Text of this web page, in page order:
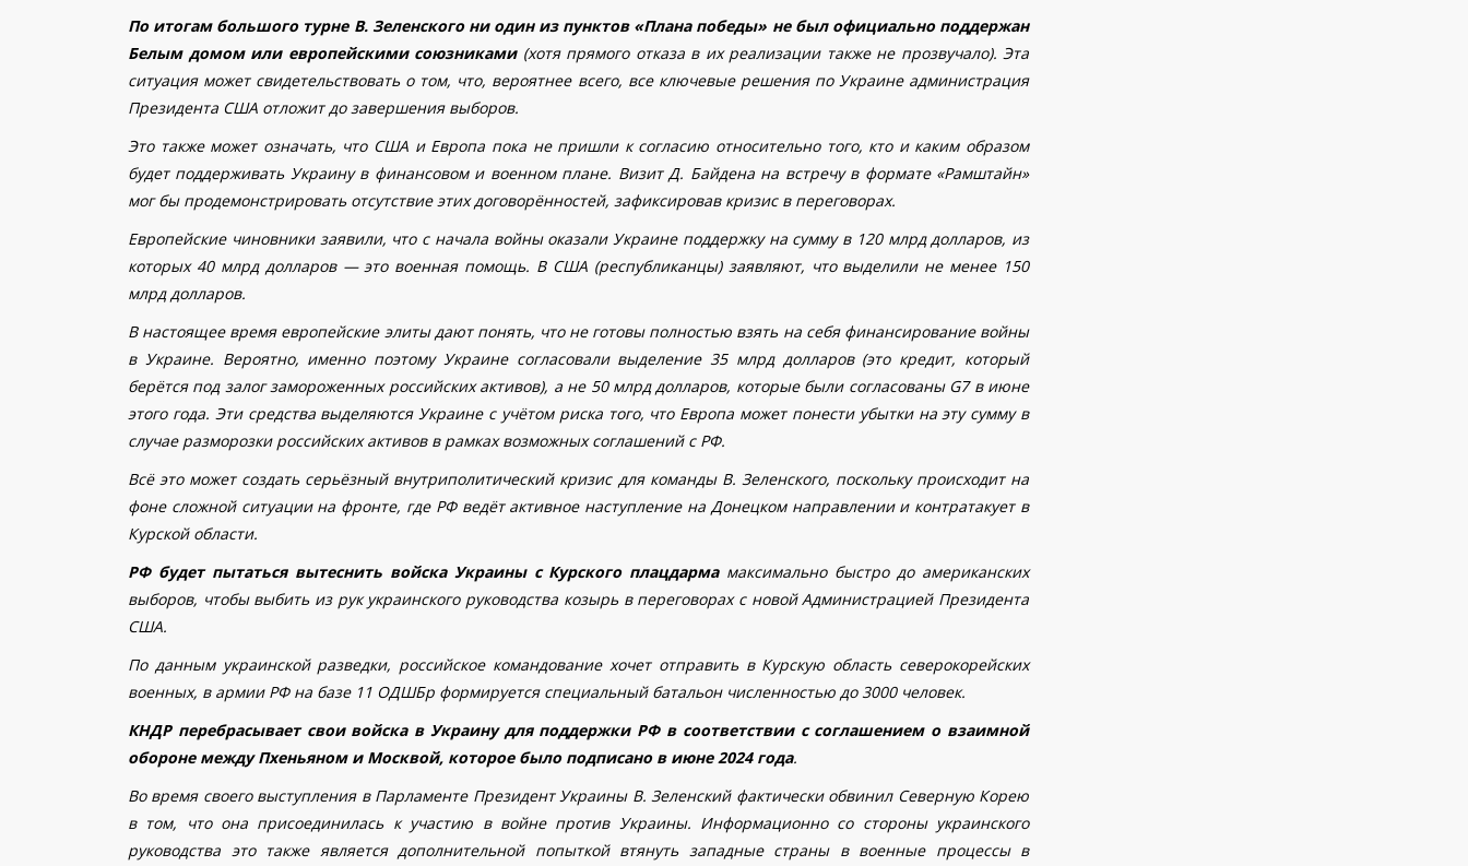
По итогам большого турне В. Зеленского ни один из пунктов «Плана победы» не был официально поддержан
Белым домом или европейскими союзниками(хотя прямого отказа в их реализации также не прозвучало). Эта
ситуация может свидетельствовать о том, что, вероятнее всего, все ключевые решения по Украине администрация
Президента США отложит до завершения выборов.
Это также может означать, что США и Европа пока не пришли к согласию относительно того, кто и каким образом
будет поддерживать Украину в финансовом и военном плане. Визит Д. Байдена на встречу в формате «Рамштайн»
мог бы продемонстрировать отсутствие этих договорённостей, зафиксировав кризис в переговорах.
Европейские чиновники заявили, что с начала войны оказали Украине поддержку на сумму в 120 млрд долларов, из
которых 40 млрд долларов — это военная помощь. В США (республиканцы) заявляют, что выделили не менее 150
млрд долларов.
В настоящее время европейские элиты дают понять, что не готовы полностью взять на себя финансирование войны
в Украине. Вероятно, именно поэтому Украине согласовали выделение 35 млрд долларов (это кредит, который
берётся под залог замороженных российских активов), а не 50 млрд долларов, которые были согласованы G7 в июне
этого года. Эти средства выделяются Украине с учётом риска того, что Европа может понести убытки на эту сумму в
случае разморозки российских активов в рамках возможных соглашений с РФ.
Всё это может создать серьёзный внутриполитический кризис для команды В. Зеленского, поскольку происходит на
фоне сложной ситуации на фронте, где РФ ведёт активное наступление на Донецком направлении и контратакует в
Курской области.
РФ будет пытаться вытеснить войска Украины с Курского плацдарма максимально быстро до американских
выборов, чтобы выбить из рук украинского руководства козырь в переговорах с новой Администрацией Президента
США.
По данным украинской разведки, российское командование хочет отправить в Курскую область северокорейских
военных, в армии РФ на базе 11 ОДШБр формируется специальный батальон численностью до 3000 человек.
КНДР перебрасывает свои войска в Украину для поддержки РФ в соответствии с соглашением о взаимной
обороне между Пхеньяном и Москвой, которое было подписано в июне 2024 года.
Во время своего выступления в Парламенте Президент Украины В. Зеленский фактически обвинил Северную Корею
в том, что она присоединилась к участию в войне против Украины. Информационно со стороны украинского
руководства это также является дополнительной попыткой втянуть западные страны в военные процессы в